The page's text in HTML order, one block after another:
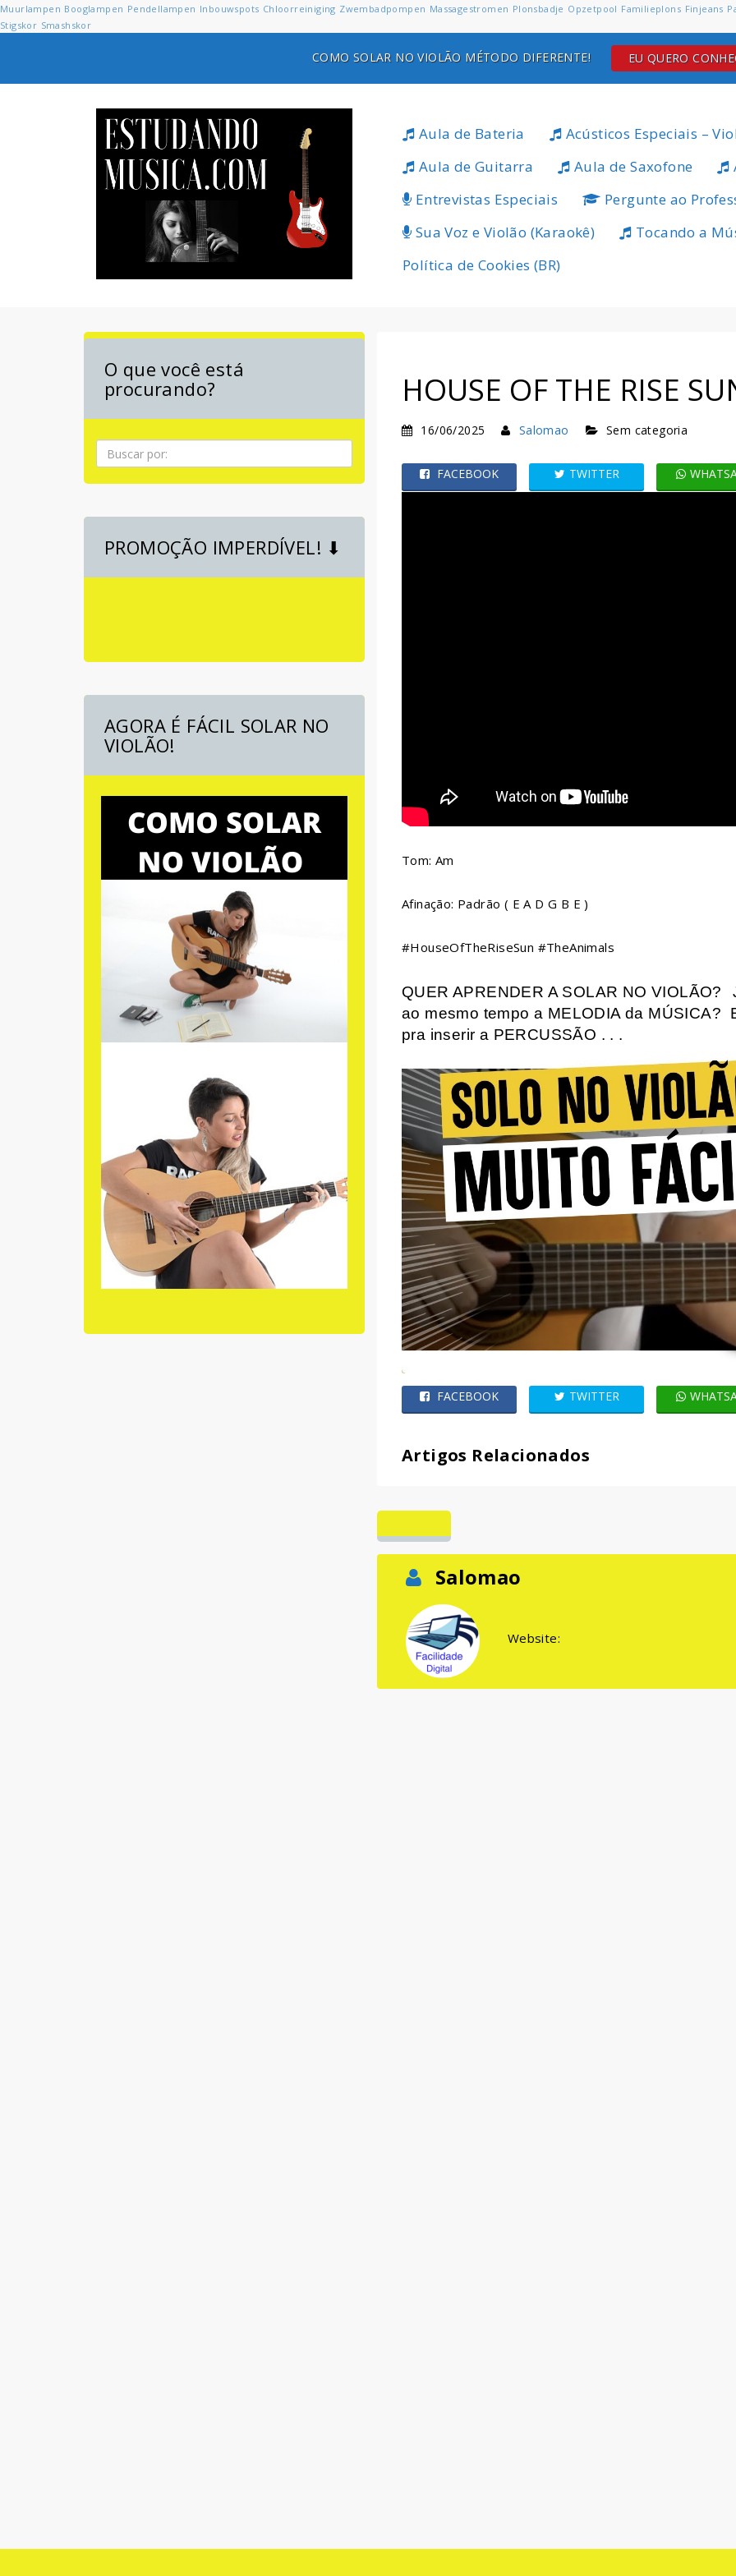
Muurlampen Booglampen Pendellampen Inbouwspots Chloorreiniging Zwembadpompen Massagestromen Plonsbadje Opzetpool Familieplons Finjeans
Stigskor Smashskor
COMO SOLAR NO VIOLÃO MÉTODO DIFERENTE! EU QUERO
Aula de Bateria
Acústicos Especiais –
Aula de Guitarra
Aula de Saxofone
Entrevistas Especiais
Pergunte ao
Sua Voz e Violão (Karaokê)
Tocando a
Política de Cookies (BR)
O que você está
procurando?
Pesquisa
PROMOÇÃO IMPERDÍVEL! ⬇
AGORA É FÁCIL SOLAR NO
VIOLÃO!
HOUSE OF THE RISE
16/06/2025 Salomao Sem categoria
FACEBOOK TWITTER
Tom: Am
Afinação: Padrão ( E A D G B E )
#HouseOfTheRiseSun #TheAnimals
QUER APRENDER A SOLAR NO VIOLÃO?
ao mesmo tempo a MELODIA da MÚSICA?
pra inserir a PERCUSSÃO . . .
FACEBOOK TWITTER
Artigos Relacionados
Salomao
Website: